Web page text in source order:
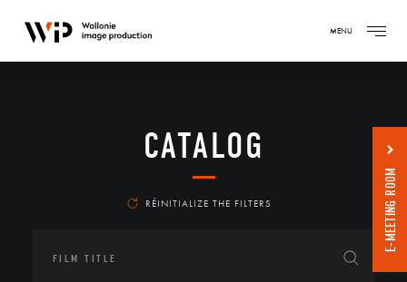
MENU
CATALOG
RÉINITIALIZE THE FILTERS E-MEETING ROOM